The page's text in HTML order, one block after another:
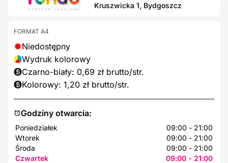
Kruszwicka 1, Bydgoszcz
Godziny otwarcia:
Poniedziałek
09:00 - 21:00
Wtorek
09:00 - 21:00
Środa
09:00 - 21:00
Czwartek
09:00 - 21:00
FORMAT A4
Niedostępny
Wydruk kolorowy
Czarno-biały: 0,69 zł brutto/str.
Kolorowy: 1,20 zł brutto/str.